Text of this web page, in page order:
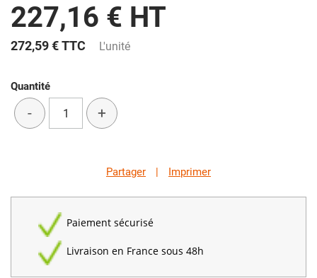
227,16 € HT
272,59 €TTC L'unité
Quantité
- +
Partager | Imprimer
Paiement sécurisé
Livraison en France sous 48h